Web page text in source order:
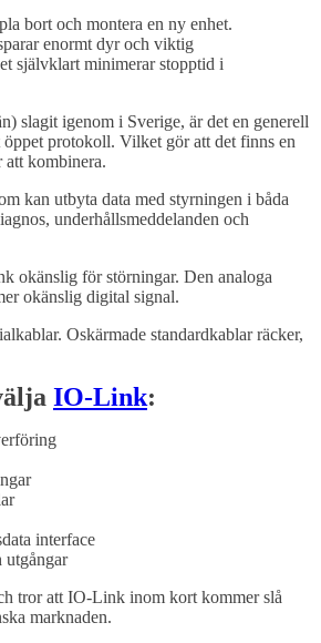
bort och montera en ny enhet.
enormt dyr och viktig
självklart minimerar stopptid i
slagit igenom i Sverige, är det en generell
öppet protokoll. Vilket gör att det finns en
att kombinera.
kan utbyta data med styrningen i båda
underhållsmeddelanden och
okänslig för störningar. Den analoga
okänslig digital signal.
Oskärmade standardkablar räcker,
IO-Link:
interface
utgångar
tror att IO-Link inom kort kommer slå
marknaden.